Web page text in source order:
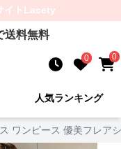
イト Lacety
送料無料
0 0
人気ランキング
ワンピース 優美フレア